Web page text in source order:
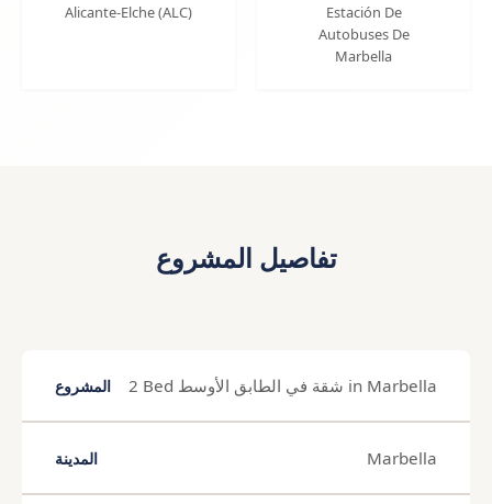
Alicante-Elche (ALC)
Estación De
Autobuses De
Marbella
تفاصيل المشروع
المشروع 2 Bed شقة في الطابق الأوسط in Marbella
المدينة Marbella